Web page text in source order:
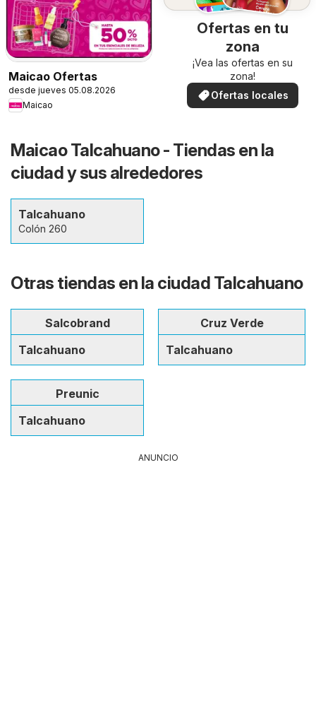
Maicao Ofertas
desde jueves 05.08.2026
Maicao
Ofertas en tu
zona
¡Vea las ofertas en su
zona!
Ofertas locales
Maicao Talcahuano - Tiendas en la
ciudad y sus alrededores
Talcahuano
Colón 260
Otras tiendas en la ciudad Talcahuano
Salcobrand
Talcahuano
Cruz Verde
Talcahuano
Preunic
Talcahuano
ANUNCIO